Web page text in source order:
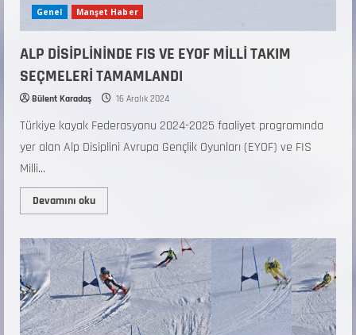
Genel Manşet Haber
ALP DİSİPLİNİNDE FIS VE EYOF MİLLİ TAKIM
SEÇMELERİ TAMAMLANDI
Bülent Karadaş 16 Aralık 2024
Türkiye kayak Federasyonu 2024-2025 faaliyet programında
yer alan Alp Disiplini Avrupa Gençlik Oyunları (EYOF) ve FIS
Milli...
Devamını oku